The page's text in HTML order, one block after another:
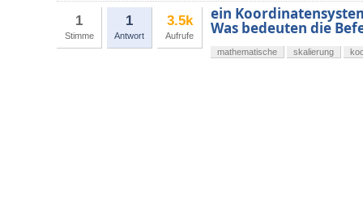
1
Stimme
1
Antwort
3.5k
Aufrufe
ein
Was bedeuten die
mathematische skalierung